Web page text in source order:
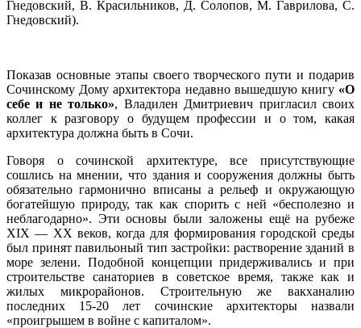
Гнедовский, В. Красильников, Д. Солопов, М. Гаврилова, С.
Гнедовский).
Показав основные этапы своего творческого пути и подарив
Сочинскому Дому архитектора недавно вышедшую книгу «О
себе и не только», Владилен Дмитриевич пригласил своих
коллег к разговору о будущем профессии и о том, какая
архитектура должна быть в Сочи.
Говоря о сочинской архитектуре, все присутствующие
сошлись на мнении, что здания и сооружения должны быть
обязательно гармонично вписаны а рельеф и окружающую
богатейшую природу, так как спорить с ней «бесполезно и
неблагодарно». Эти основы были заложены ещё на рубеже
XIX — XX веков, когда для формирования городской среды
был принят павильоный тип застройки: растворение зданий в
море зелени. Подобной концепции придерживались и при
строительстве санаториев в советское время, также как и
жилых микрорайонов. Строительную же вакханалию
последних 15-20 лет сочинские архитекторы назвали
«проигрышем в войне с капиталом».